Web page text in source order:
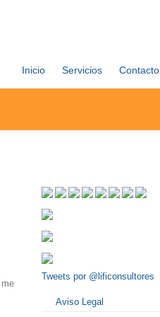
Inicio Servicios Contacto
Tweets por @lificonsultores
Aviso Legal